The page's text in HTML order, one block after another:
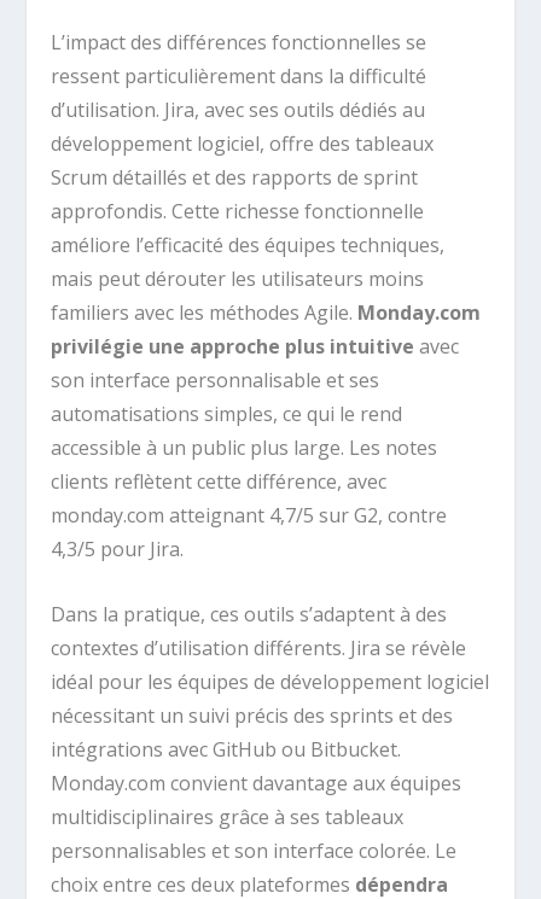
L’impact des différences fonctionnelles se
ressent particulièrement dans la difficulté
d’utilisation. Jira, avec ses outils dédiés au
développement logiciel, offre des tableaux
Scrum détaillés et des rapports de sprint
approfondis. Cette richesse fonctionnelle
améliore l’efficacité des équipes techniques,
mais peut dérouter les utilisateurs moins
familiers avec les méthodes Agile. Monday.com
privilégie une approche plus intuitive avec
son interface personnalisable et ses
automatisations simples, ce qui le rend
accessible à un public plus large. Les notes
clients reflètent cette différence, avec
monday.com atteignant 4,7/5 sur G2, contre
4,3/5 pour Jira.
Dans la pratique, ces outils s’adaptent à des
contextes d’utilisation différents. Jira se révèle
idéal pour les équipes de développement logiciel
nécessitant un suivi précis des sprints et des
intégrations avec GitHub ou Bitbucket.
Monday.com convient davantage aux équipes
multidisciplinaires grâce à ses tableaux
personnalisables et son interface colorée. Le
choix entre ces deux plateformes dépendra